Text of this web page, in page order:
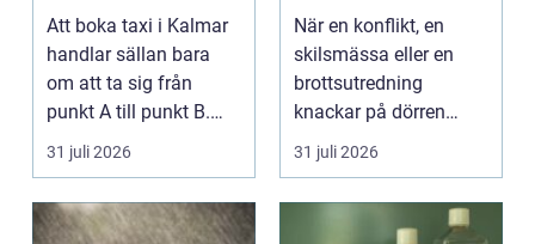
hela resan
Att boka taxi i Kalmar
handlar sällan bara
om att ta sig från
punkt A till punkt B.
För många är res...
31 juli 2026
livet krånglar
När en konflikt, en
skilsmässa eller en
brottsutredning
knackar på dörren
förändras vardagen
snabbt....
31 juli 2026